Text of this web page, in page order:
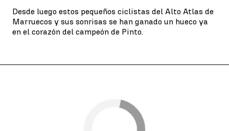
Desde luego estos pequeños ciclistas del Alto Atlas de
Marruecos y sus sonrisas se han ganado un hueco ya
en el corazón del campeón de Pinto.